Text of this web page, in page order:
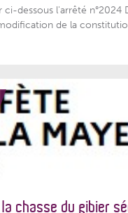
ci-dessous l'arrêté n°2024
de la
chasse du gibier